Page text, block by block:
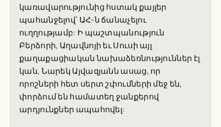
կառավարությունից հստակ քայլեր
պահանջելով՝ ԱՀ-ն ճանաչելու
ուղղությամբ: Ի պաշտպանություն
Բերձորի, Աղավնոյի եւ Սուսի այլ
քաղաքացիական նախաձեռնություններ էլ
կան, Նարեկ Այվազյանն ասաց, որ
որոշների հետ սերտ շփումների մեջ են,
փորձում են համատեղ ջանքերով
արդյունքներ ապահովել: